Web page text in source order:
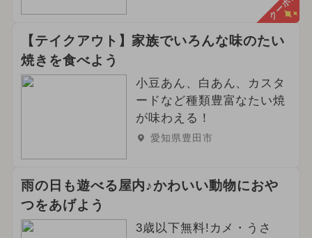
【テイクアウト】家族でいろんな味のたい
焼きを食べよう
小豆あん、白あん、カスタ
ードなど種類豊富なたい焼
が味わえる！
愛知県豊田市
雨の日も遊べる屋内♪かわいい動物におや
つをあげよう
3歳以下無料!カメ・うさ